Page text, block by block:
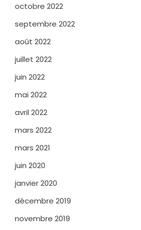
octobre 2022
septembre 2022
août 2022
juillet 2022
juin 2022
mai 2022
avril 2022
mars 2022
mars 2021
juin 2020
janvier 2020
décembre 2019
novembre 2019